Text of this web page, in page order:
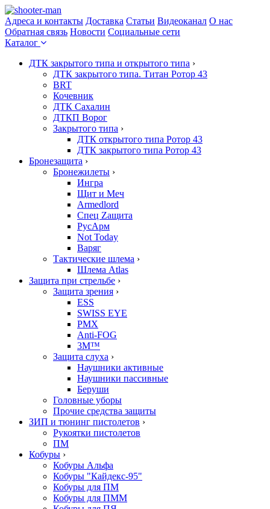
Адреса и контакты Доставка Статьи Видеоканал О нас
Обратная связь Новости Социальные сети
Каталог
ДТК закрытого типа и открытого типа ›
ДТК закрытого типа. Титан Ротор 43
BRT
Кочевник
ДТК Сахалин
ДТКП Ворог
Закрытого типа ›
ДТК открытого типа Ротор 43
ДТК закрытого типа Ротор 43
Бронезащита ›
Бронежилеты ›
Ингра
Щит и Меч
Armedlord
Спец Zащита
РусАрм
Not Today
Варяг
Тактические шлема ›
Шлема Atlas
Защита при стрельбе ›
Защита зрения ›
ESS
SWISS EYE
PMX
Anti-FOG
3M™
Защита слуха ›
Наушники активные
Наушники пассивные
Беруши
Головные уборы
Прочие средства защиты
ЗИП и тюнинг пистолетов ›
Рукоятки пистолетов
ПМ
Кобуры ›
Кобуры Альфа
Кобуры "Кайдекс-95"
Кобуры для ПМ
Кобуры для ПММ